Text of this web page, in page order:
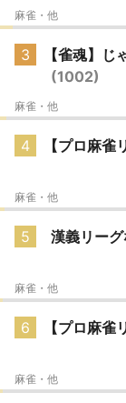
麻雀・他
3
【雀魂】
(1002)
麻雀・他
4 【プロ麻
麻雀・他
5 漢義リー
麻雀・他
6 【プロ麻
麻雀・他